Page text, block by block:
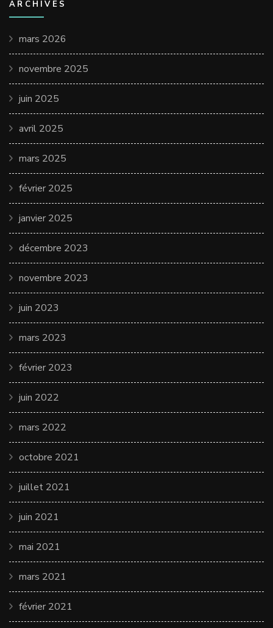
ARCHIVES
mars 2026
novembre 2025
juin 2025
avril 2025
mars 2025
février 2025
janvier 2025
décembre 2023
novembre 2023
juin 2023
mars 2023
février 2023
juin 2022
mars 2022
octobre 2021
juillet 2021
juin 2021
mai 2021
mars 2021
février 2021